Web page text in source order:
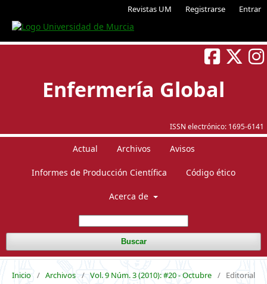
Revistas UM Registrarse Entrar
ISSN electrónico: 1695-6141
Enfermería Global
Actual Archivos Avisos
Informes de Producción Científica Código ético
Acerca de
Buscar
Inicio / Archivos / Vol. 9 Núm. 3 (2010): #20 - Octubre / Editorial